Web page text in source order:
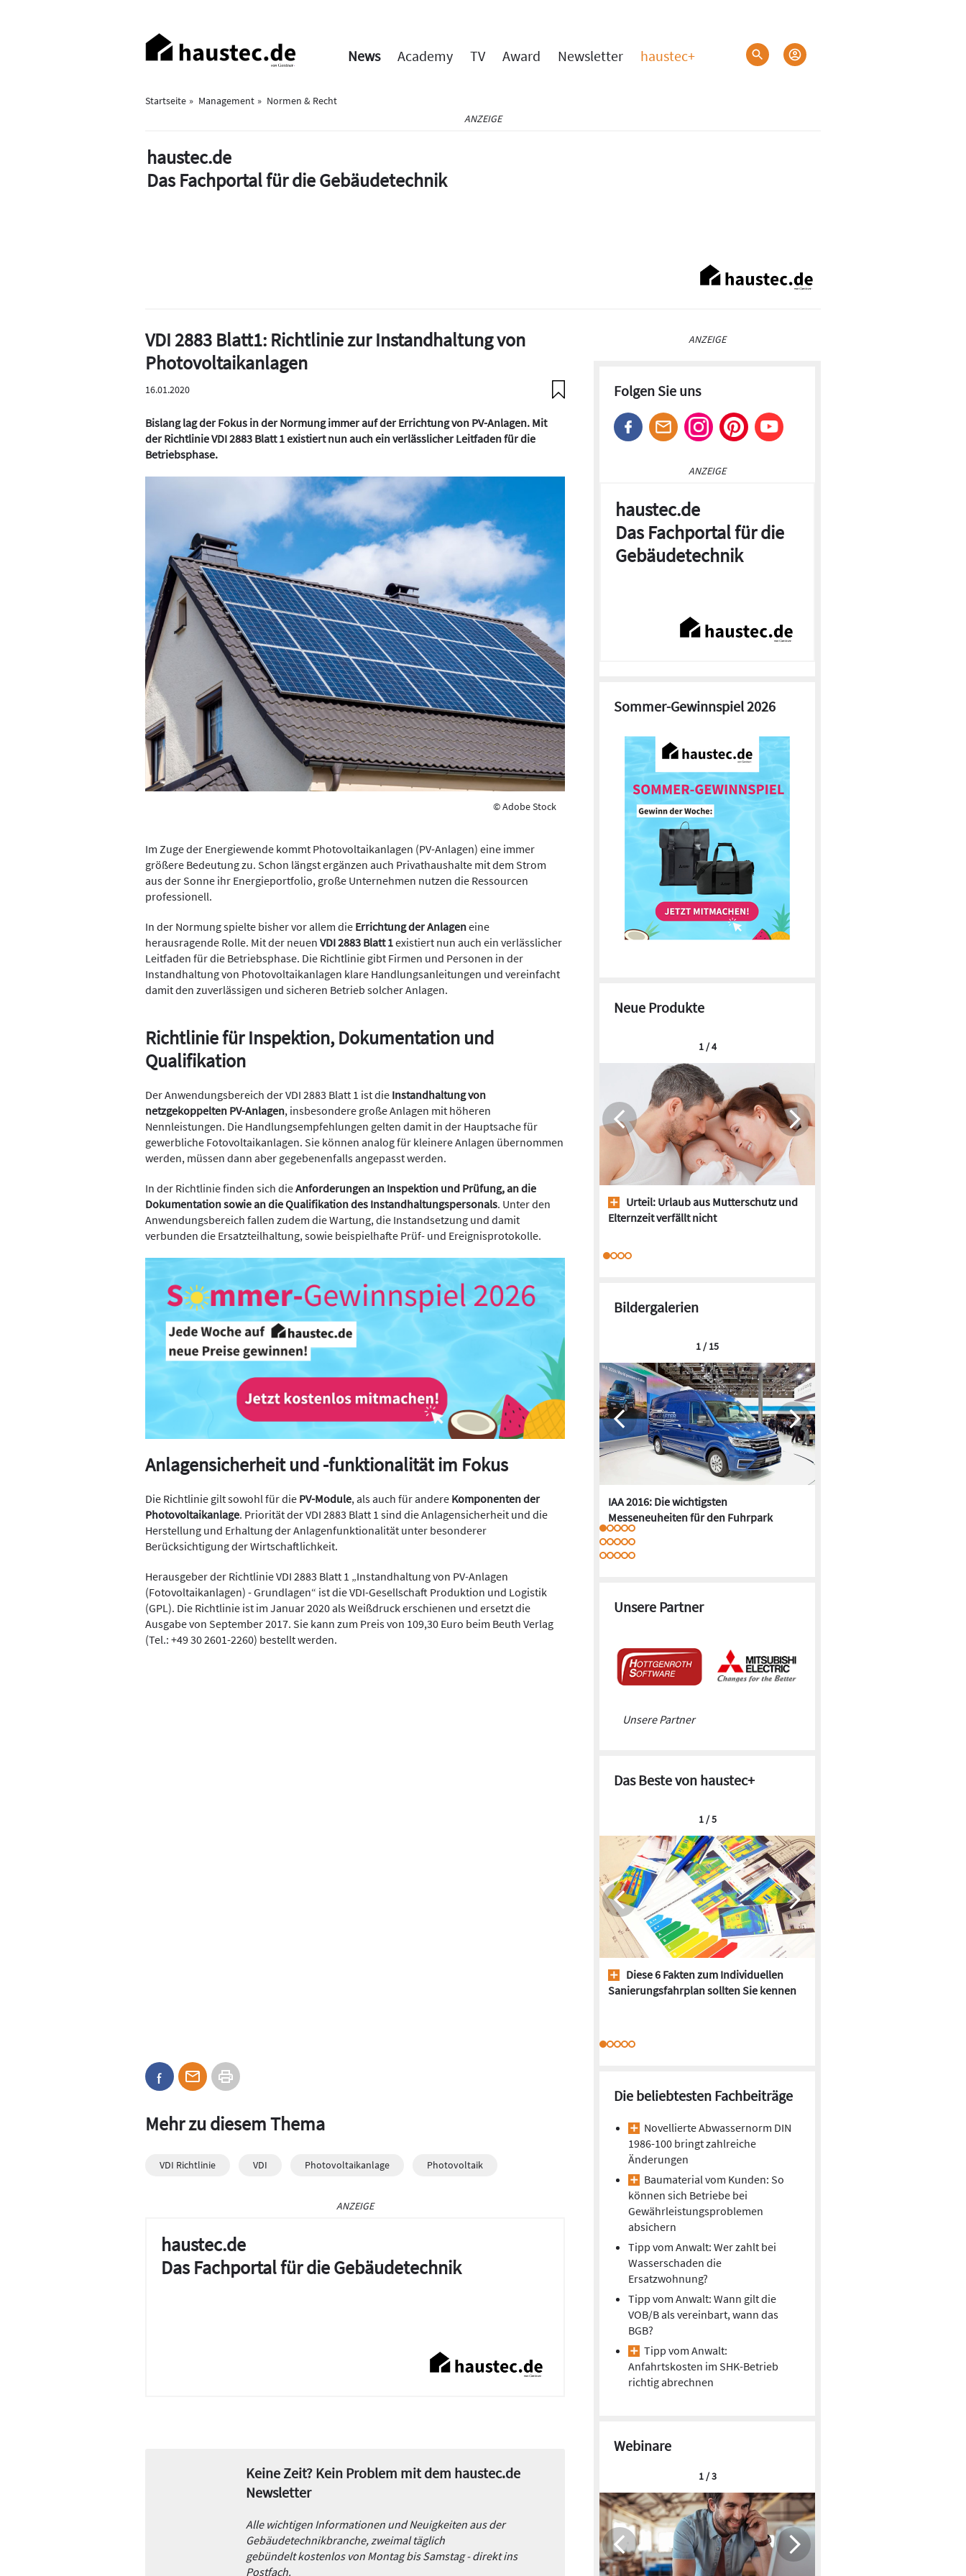
Haupt-
Navigation
News Academy TV Award Newsletter haustec+
Startseite Management
Normen & Recht
ANZEIGE
haustec.de
Das Fachportal für die Gebäudetechnik
VDI 2883 Blatt1: Richtlinie zur Instandhaltung von
Photovoltaikanlagen
16.01.2020
Bislang lag der Fokus in der Normung immer auf der Errichtung von PV-Anlagen. Mit
der Richtlinie VDI 2883 Blatt 1 existiert nun auch ein verlässlicher Leitfaden für die
Betriebsphase.
© Adobe Stock
Im Zuge der Energiewende kommt Photovoltaikanlagen (PV-Anlagen) eine immer
größere Bedeutung zu. Schon längst ergänzen auch Privathaushalte mit dem Strom
aus der Sonne ihr Energieportfolio, große Unternehmen nutzen die Ressourcen
professionell.
In der Normung spielte bisher vor allem die Errichtung der Anlageneine
herausragende Rolle. Mit der neuen VDI 2883 Blatt 1existiert nun auch ein verlässlicher
Leitfaden für die Betriebsphase. Die Richtlinie gibt Firmen und Personen in der
Instandhaltung von Photovoltaikanlagen klare Handlungsanleitungen und vereinfacht
damit den zuverlässigen und sicheren Betrieb solcher Anlagen.
Richtlinie für Inspektion, Dokumentation und
Qualifikation
Der Anwendungsbereich der VDI 2883 Blatt 1 ist die Instandhaltung von
netzgekoppelten PV-Anlagen, insbesondere große Anlagen mit höheren
Nennleistungen. Die Handlungsempfehlungen gelten damit in der Hauptsache für
gewerbliche Fotovoltaikanlagen. Sie können analog für kleinere Anlagen übernommen
werden, müssen dann aber gegebenenfalls angepasst werden.
In der Richtlinie finden sich dieAnforderungen an Inspektion und Prüfung, an die
Dokumentation sowie an die Qualifikation des Instandhaltungspersonals. Unter den
Anwendungsbereich fallen zudem die Wartung, die Instandsetzung und damit
verbunden die Ersatzteilhaltung, sowie beispielhafte Prüf- und Ereignisprotokolle.
Anlagensicherheit und -funktionalität im Fokus
Die Richtlinie gilt sowohl für die PV-Module, als auch für andere Komponenten der
Photovoltaikanlage. Priorität der VDI 2883 Blatt 1 sind die Anlagensicherheit und die
Herstellung und Erhaltung der Anlagenfunktionalität unter besonderer
Berücksichtigung der Wirtschaftlichkeit.
Herausgeber der Richtlinie VDI 2883 Blatt 1 „Instandhaltung von PV-Anlagen
(Fotovoltaikanlagen) - Grundlagen“ ist die VDI-Gesellschaft Produktion und Logistik
(GPL). Die Richtlinie ist im Januar 2020 als Weißdruck erschienen und ersetzt die
Ausgabe von September 2017. Sie kann zum Preis von 109,30 Euro beim Beuth Verlag
(Tel.: +49 30 2601-2260) bestellt werden.
Mehr zu diesem Thema
VDI Richtlinie VDI Photovoltaikanlage Photovoltaik
ANZEIGE
haustec.de
Das Fachportal für die Gebäudetechnik
Keine Zeit? Kein Problem mit dem haustec.de
Newsletter
Alle wichtigen Informationen und Neuigkeiten aus der
Gebäudetechnikbranche, zweimal täglich
gebündelt kostenlos von Montag bis Samstag - direkt ins
Postfach.
ANZEIGE
Folgen Sie uns
ANZEIGE
haustec.de
Das Fachportal für die
Gebäudetechnik
Sommer-Gewinnspiel 2026
Neue Produkte
Urteil: Urlaub aus Mutterschutz und
Elternzeit verfällt nicht
1 / 4
Bildergalerien
IAA 2016: Die wichtigsten
Messeneuheiten für den Fuhrpark
1 / 15
Unsere Partner
Unsere Partner
Das Beste von haustec+
Diese 6 Fakten zum Individuellen
Sanierungsfahrplan sollten Sie kennen
1 / 5
Die beliebtesten Fachbeiträge
Novellierte Abwassernorm DIN
1986-100 bringt zahlreiche
Änderungen
Baumaterial vom Kunden: So
können sich Betriebe bei
Gewährleistungsproblemen
absichern
Tipp vom Anwalt: Wer zahlt bei
Wasserschaden die
Ersatzwohnung?
Tipp vom Anwalt: Wann gilt die
VOB/B als vereinbart, wann das
BGB?
Tipp vom Anwalt:
Anfahrtskosten im SHK-Betrieb
richtig abrechnen
Webinare
1 / 3